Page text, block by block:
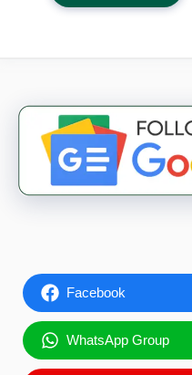
Facebook
WhatsApp Group